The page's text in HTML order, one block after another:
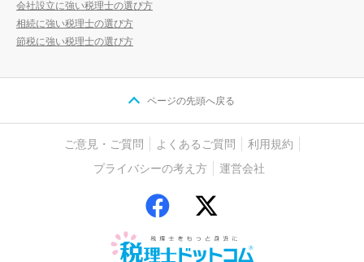
会社設立に強い税理士の選び方
相続に強い税理士の選び方
節税に強い税理士の選び方
ページの先頭へ戻る
ご意見・ご質問 よくあるご質問
利用規約
プライバシーの考え方
運営会社